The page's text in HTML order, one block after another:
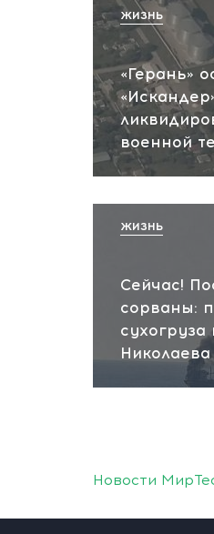
«Герань»
военной
ЖИЗНЬ
Сейчас!
сорваны:
Николаева
ЖИЗНЬ
Новости